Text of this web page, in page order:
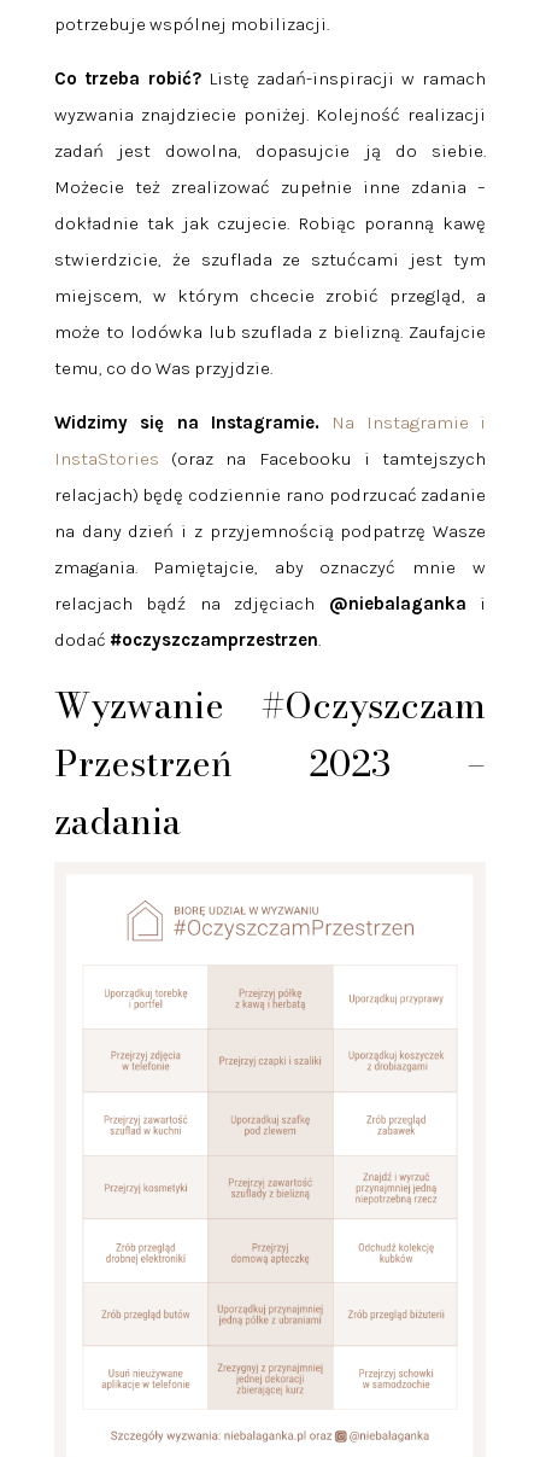
potrzebuje wspólnej mobilizacji.
Co trzeba robić?Listę zadań-inspiracji w ramach
wyzwania znajdziecie poniżej. Kolejność realizacji
zadań jest dowolna, dopasujcie ją do siebie.
Możecie też zrealizować zupełnie inne zdania –
dokładnie tak jak czujecie. Robiąc poranną kawę
stwierdzicie, że szuflada ze sztućcami jest tym
miejscem, w którym chcecie zrobić przegląd, a
może to lodówka lub szuflada z bielizną. Zaufajcie
temu, co do Was przyjdzie.
Widzimy się na Instagramie.
Na Instagramie i
InstaStories (oraz na Facebooku i tamtejszych
relacjach) będę codziennie rano podrzucać zadanie
na dany dzień i z przyjemnością podpatrzę Wasze
zmagania. Pamiętajcie, aby oznaczyć mnie w
relacjach bądź na zdjęciach @niebalaganka i
dodać #oczyszczamprzestrzen.
Wyzwanie #Oczyszczam
Przestrzeń 2023 –
zadania